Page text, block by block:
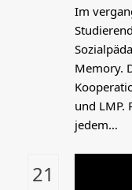
Im
Memory.
und LMP.
jedem…
21